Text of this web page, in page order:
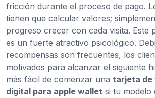
fricción durante el proceso de pago.
tienen que calcular valores;
progreso crecer con cada visita. Este
es un fuerte atractivo psicológico.
recompensas son frecuentes, los
motivados para alcanzar el siguiente
más fácil de comenzar una tarjeta de
digital para apple wallet si tu modelo